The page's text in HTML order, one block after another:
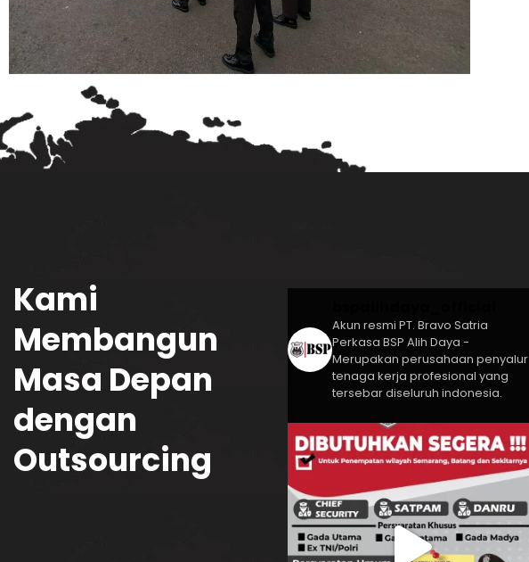
Kami
Membangun
Masa Depan
dengan
Outsourcing
Akun resmi PT. Bravo Satria
Perkasa BSP Alih Daya -
Merupakan perusahaan penyalur
tenaga kerja profesional yang
tersebar diseluruh indonesia.